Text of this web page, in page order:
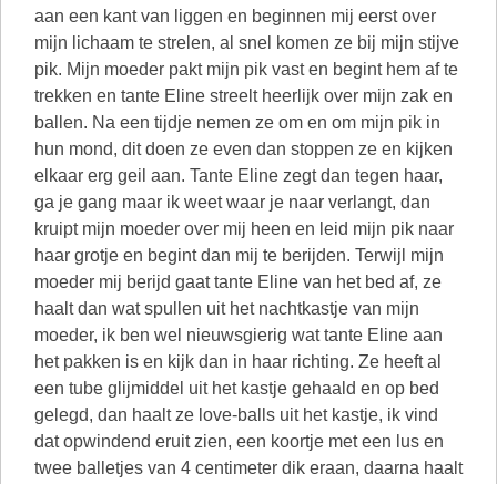
aan een kant van liggen en beginnen mij eerst over
mijn lichaam te strelen, al snel komen ze bij mijn stijve
pik. Mijn moeder pakt mijn pik vast en begint hem af te
trekken en tante Eline streelt heerlijk over mijn zak en
ballen. Na een tijdje nemen ze om en om mijn pik in
hun mond, dit doen ze even dan stoppen ze en kijken
elkaar erg geil aan. Tante Eline zegt dan tegen haar,
ga je gang maar ik weet waar je naar verlangt, dan
kruipt mijn moeder over mij heen en leid mijn pik naar
haar grotje en begint dan mij te berijden. Terwijl mijn
moeder mij berijd gaat tante Eline van het bed af, ze
haalt dan wat spullen uit het nachtkastje van mijn
moeder, ik ben wel nieuwsgierig wat tante Eline aan
het pakken is en kijk dan in haar richting. Ze heeft al
een tube glijmiddel uit het kastje gehaald en op bed
gelegd, dan haalt ze love-balls uit het kastje, ik vind
dat opwindend eruit zien, een koortje met een lus en
twee balletjes van 4 centimeter dik eraan, daarna haalt